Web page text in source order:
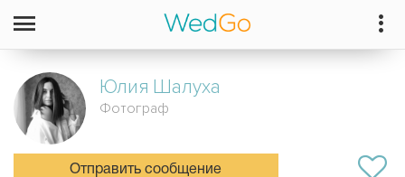
Юлия Шалуха
Фотограф
Отправить сообщение